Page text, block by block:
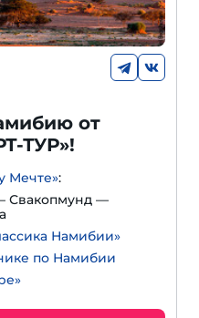
от
ТУР»!
Мечте»:
Свакопмунд —
Намибии»
по Намибии